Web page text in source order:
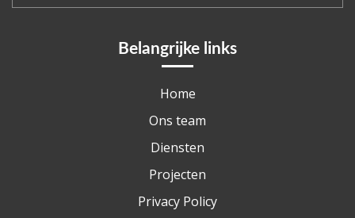
Belangrijke links
Home
Ons team
Diensten
Projecten
Privacy Policy